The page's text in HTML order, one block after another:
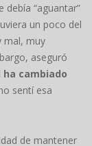
“aguantar”
un poco del
mal, muy
aseguró
ha cambiado
sentí esa
de mantener